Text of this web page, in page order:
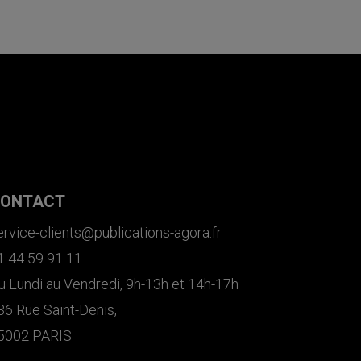
clients@publications-agora.fr
44 59 91 11
Lundi au Vendredi, 9h-13h et 14h-17h
Rue Saint-Denis,
PARIS